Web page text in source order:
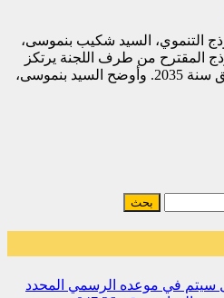
التنموي، السيد شكيب بنموسى،
المقترح من طرف اللجنة يرتكز
على طموح وطني جديد في أفق سنة 2035. وأوضح السيد بنموسى،
سیتم في موعده الرسمي المحدد